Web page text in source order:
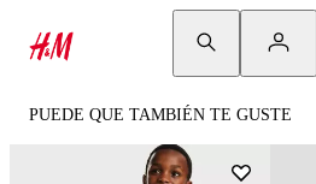
PUEDE QUE TAMBIÉN TE GUSTE